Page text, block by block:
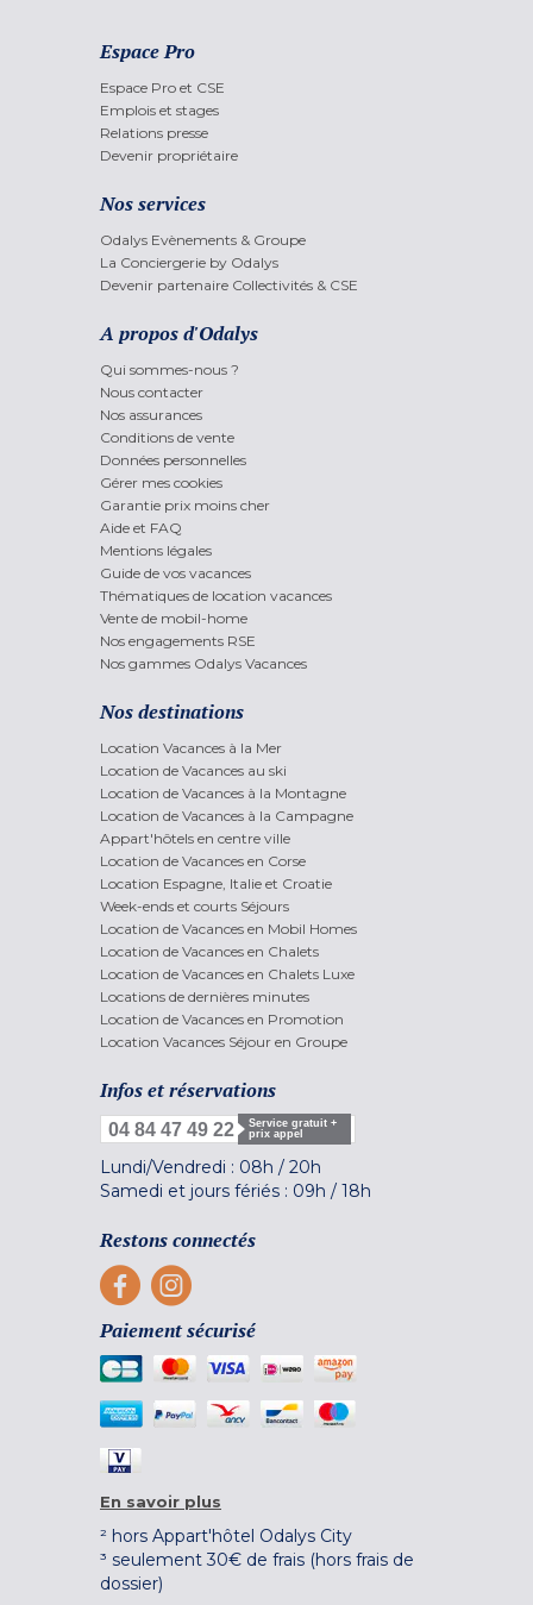
Espace Pro
Espace Pro et CSE
Emplois et stages
Relations presse
Devenir propriétaire
Nos services
Odalys Evènements & Groupe
La Conciergerie by Odalys
Devenir partenaire Collectivités & CSE
A propos d'Odalys
Qui sommes-nous ?
Nous contacter
Nos assurances
Conditions de vente
Données personnelles
Gérer mes cookies
Garantie prix moins cher
Aide et FAQ
Mentions légales
Guide de vos vacances
Thématiques de location vacances
Vente de mobil-home
Nos engagements RSE
Nos gammes Odalys Vacances
Nos destinations
Location Vacances à la Mer
Location de Vacances au ski
Location de Vacances à la Montagne
Location de Vacances à la Campagne
Appart'hôtels en centre ville
Location de Vacances en Corse
Location Espagne, Italie et Croatie
Week-ends et courts Séjours
Location de Vacances en Mobil Homes
Location de Vacances en Chalets
Location de Vacances en Chalets Luxe
Locations de dernières minutes
Location de Vacances en Promotion
Location Vacances Séjour en Groupe
Infos et réservations
04 84 47 49 22
Service gratuit +
prix appel
Lundi/Vendredi : 08h / 20h
Samedi et jours fériés : 09h / 18h
Restons connectés
Paiement sécurisé
En savoir plus
² hors Appart'hôtel Odalys City
³ seulement 30€ de frais (hors frais de
dossier)